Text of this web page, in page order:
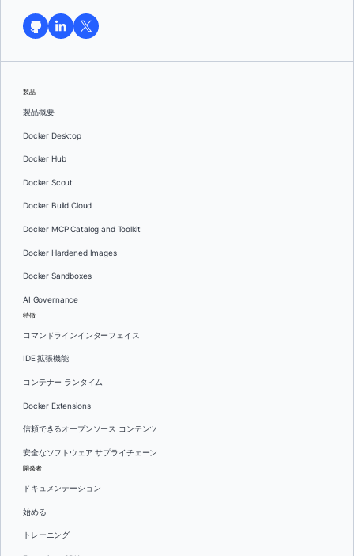
製品
製品概要
Docker Desktop
Docker Hub
Docker Scout
Docker Build Cloud
Docker MCP Catalog and Toolkit
Docker Hardened Images
Docker Sandboxes
AI Governance
特徴
コマンドラインインターフェイス
IDE 拡張機能
コンテナー ランタイム
Docker Extensions
信頼できるオープンソース コンテンツ
安全なソフトウェア サプライチェーン
開発者
ドキュメンテーション
始める
トレーニング